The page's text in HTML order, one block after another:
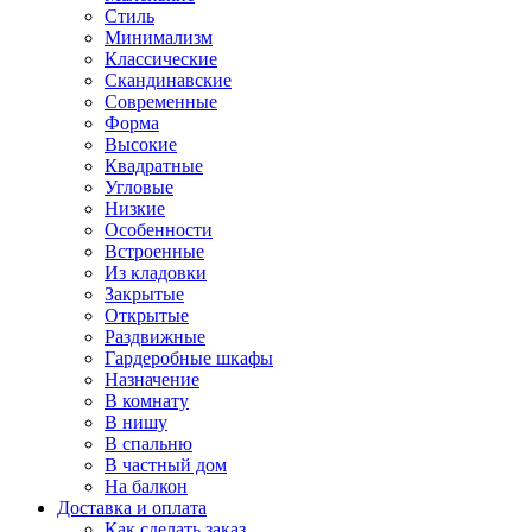
Стиль
Минимализм
Классические
Скандинавские
Современные
Форма
Высокие
Квадратные
Угловые
Низкие
Особенности
Встроенные
Из кладовки
Закрытые
Открытые
Раздвижные
Гардеробные шкафы
Назначение
В комнату
В нишу
В спальню
В частный дом
На балкон
Доставка и оплата